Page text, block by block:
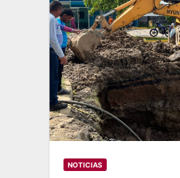
NOTICIAS